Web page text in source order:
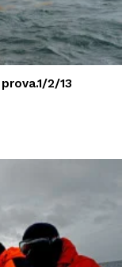
2/13